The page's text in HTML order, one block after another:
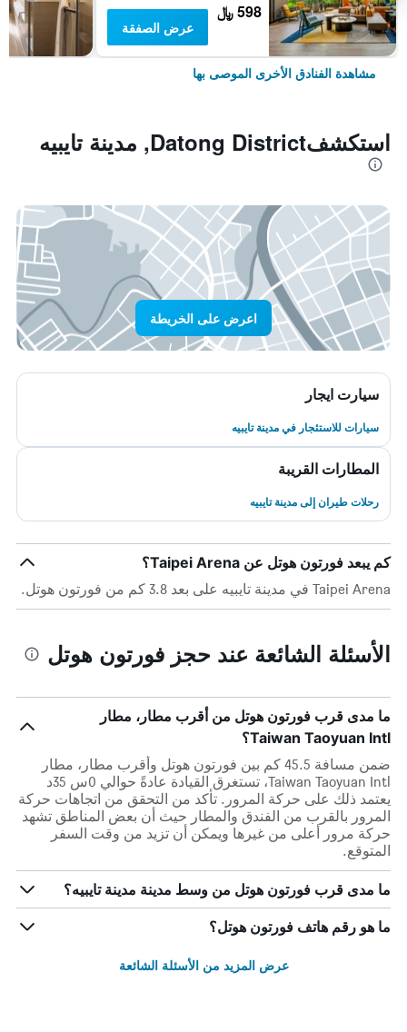
598 ﷼
عرض الصفقة
مشاهدة الفنادق الأخرى الموصى بها
استكشفDatong District, مدينة تايبيه
اعرض على الخريطة
سيارت ايجار
سيارات للاستئجار في مدينة تايبيه
المطارات القريبة
رحلات طيران إلى مدينة تايبيه
كم يبعد فورتون هوتل عن Taipei Arena؟
Taipei Arena في مدينة تايبيه على بعد 3.8 كم من فورتون هوتل.
الأسئلة الشائعة عند حجز فورتون هوتل
ما مدى قرب فورتون هوتل من أقرب مطار، مطار
Taiwan Taoyuan Intl؟
ضمن مسافة 45.5 كم بين فورتون هوتل وأقرب مطار، مطار
Taiwan Taoyuan Intl، تستغرق القيادة عادةً حوالي 0س 35د
يعتمد ذلك على حركة المرور. تأكد من التحقق من اتجاهات حركة
المرور بالقرب من الفندق والمطار حيث أن بعض المناطق تشهد
حركة مرور أعلى من غيرها ويمكن أن تزيد من وقت السفر
المتوقع.
ما مدى قرب فورتون هوتل من وسط مدينة مدينة تايبيه؟
ما هو رقم هاتف فورتون هوتل؟
عرض المزيد من الأسئلة الشائعة